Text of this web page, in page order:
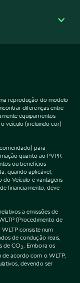
reprodução do modelo
diferenças entre
equipamentos
veículo (incluindo cor)
para
quanto ao PVPR
ou benefícios
quando aplicável,
do Veículo e vantagens
financiamento, deve
a emissões de
(Procedimento de
WLTP consiste num
de condução reais,
de CO2 . Embora os
de acordo com o WLTP,
devendo ser